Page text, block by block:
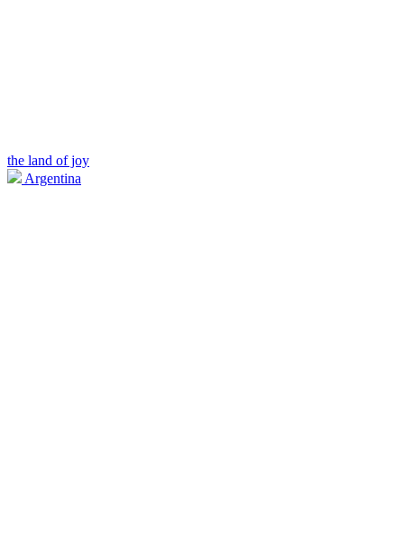
the land of joy
Argentina